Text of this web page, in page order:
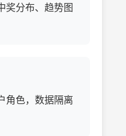
奖分布、趋势图
角色，数据隔离